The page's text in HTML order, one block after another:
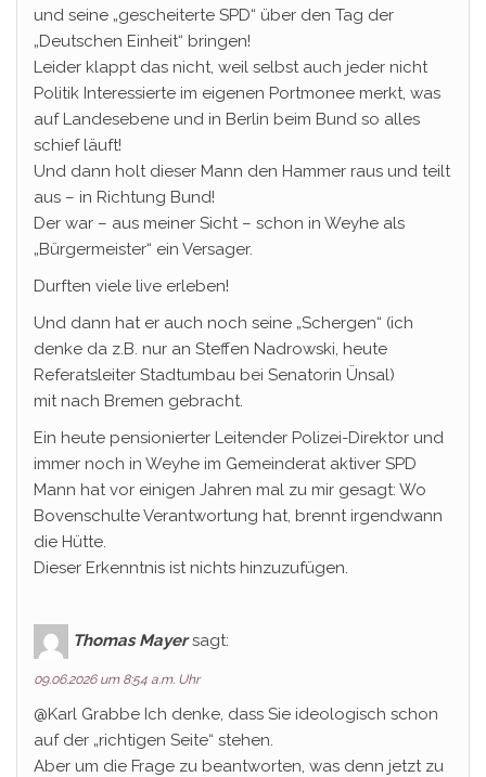
und seine „gescheiterte SPD“ über den Tag der
„Deutschen Einheit“ bringen!
Leider klappt das nicht, weil selbst auch jeder nicht
Politik Interessierte im eigenen Portmonee merkt, was
auf Landesebene und in Berlin beim Bund so alles
schief läuft!
Und dann holt dieser Mann den Hammer raus und teilt
aus – in Richtung Bund!
Der war – aus meiner Sicht – schon in Weyhe als
„Bürgermeister“ ein Versager.
Durften viele live erleben!
Und dann hat er auch noch seine „Schergen“ (ich
denke da z.B. nur an Steffen Nadrowski, heute
Referatsleiter Stadtumbau bei Senatorin Ünsal)
mit nach Bremen gebracht.
Ein heute pensionierter Leitender Polizei-Direktor und
immer noch in Weyhe im Gemeinderat aktiver SPD
Mann hat vor einigen Jahren mal zu mir gesagt: Wo
Bovenschulte Verantwortung hat, brennt irgendwann
die Hütte.
Dieser Erkenntnis ist nichts hinzuzufügen.
Thomas Mayer sagt:
09.06.2026 um 8:54 a.m. Uhr
@Karl Grabbe Ich denke, dass Sie ideologisch schon
auf der „richtigen Seite“ stehen.
Aber um die Frage zu beantworten, was denn jetzt zu